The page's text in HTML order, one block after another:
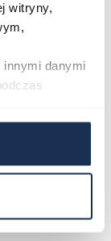
witryny,
innymi danymi
za pomocą
230GA-